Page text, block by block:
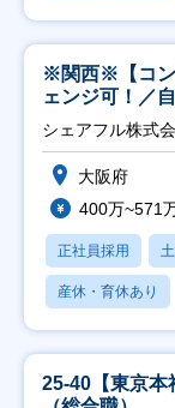
※関西※【コン
ェンジ可！／
シェアフル株式
大阪府
400万~571
正社員採用
産休・育休あり
25-40【東京本